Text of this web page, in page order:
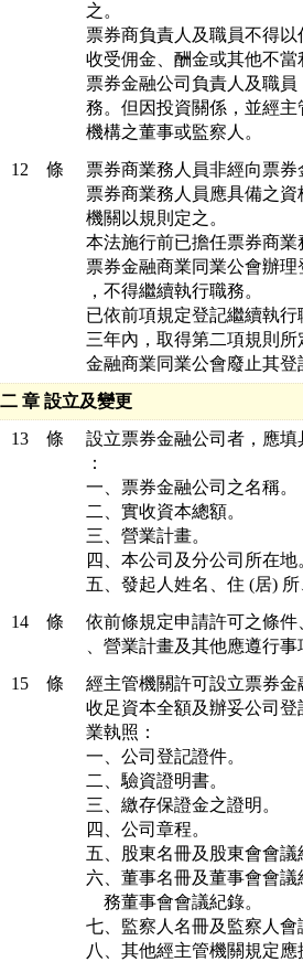
之。
票券商負責人及職員不得
收受佣金、酬金或其他不當
票券金融公司負責人及職
務。但因投資關係，並經
機構之董事或監察人。
12 條
票券商業務人員非經向票
票券商業務人員應具備之
機關以規則定之。
本法施行前已擔任票券商
票券金融商業同業公會辦
，不得繼續執行職務。
已依前項規定登記繼續執
三年內，取得第二項規則
金融商業同業公會廢止其登
章 設立及變更
13 條
設立票券金融公司者，應
：
一、票券金融公司之名稱。
二、實收資本總額。
三、營業計畫。
四、本公司及分公司所在地
五、發起人姓名、住 (居)
14 條
依前條規定申請許可之條
、營業計畫及其他應遵行
15 條
經主管機關許可設立票券
收足資本全額及辦妥公司
業執照：
一、公司登記證件。
二、驗資證明書。
三、繳存保證金之證明。
四、公司章程。
五、股東名冊及股東會會議
六、董事名冊及董事會會
    務董事會會議紀錄。
七、監察人名冊及監察人會
八、其他經主管機關規定